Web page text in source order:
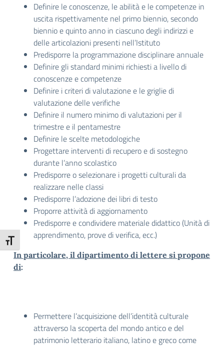
Attiva/disattiva dimensione testo
Definire le conoscenze, le abilità e le competenze in
uscita rispettivamente nel primo biennio, secondo
biennio e quinto anno in ciascuno degli indirizzi e
delle articolazioni presenti nell’Istituto
Predisporre la programmazione disciplinare annuale
Definire gli standard minimi richiesti a livello di
conoscenze e competenze
Definire i criteri di valutazione e le griglie di
valutazione delle verifiche
Definire il numero minimo di valutazioni per il
trimestre e il pentamestre
Definire le scelte metodologiche
Progettare interventi di recupero e di sostegno
durante l’anno scolastico
Predisporre o selezionare i progetti culturali da
realizzare nelle classi
Predisporre l’adozione dei libri di testo
Proporre attività di aggiornamento
Predisporre e condividere materiale didattico (Unità di
apprendimento, prove di verifica, ecc.)
In particolare, il dipartimento di lettere si propone
di:
Permettere l’acquisizione dell’identità culturale
attraverso la scoperta del mondo antico e del
patrimonio letterario italiano, latino e greco come